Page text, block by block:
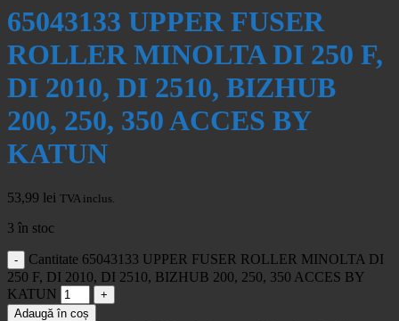
65043133 UPPER FUSER
ROLLER MINOLTA DI 250 F,
DI 2010, DI 2510, BIZHUB
200, 250, 350 ACCES BY
KATUN
53,99 lei TVA inclus.
3 în stoc
Cantitate 65043133 UPPER FUSER ROLLER MINOLTA DI
250 F, DI 2010, DI 2510, BIZHUB 200, 250, 350 ACCES BY
KATUN
Adaugă în coș